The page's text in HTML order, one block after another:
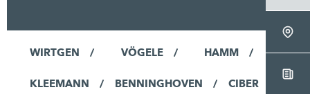
WIRTGEN VÖGELE HAMM
KLEEMANN BENNINGHOVEN CIBER